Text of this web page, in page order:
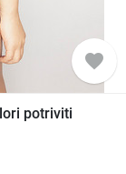
favorite
potriviti